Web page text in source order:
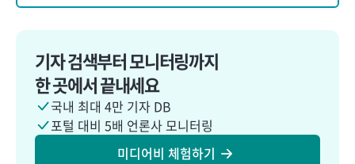
기자 검색부터 모니터링까지
한 곳에서 끝내세요
국내 최대 4만 기자 DB
포털 대비 5배 언론사 모니터링
미디어비 체험하기